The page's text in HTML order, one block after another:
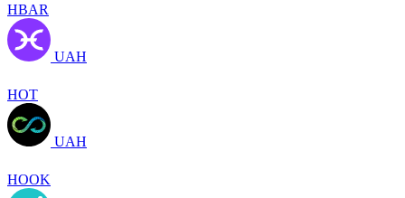
HBAR
UAH
HOT
UAH
HOOK